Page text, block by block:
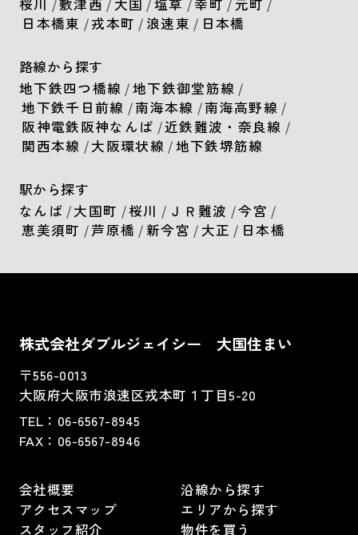
桜川 /敷津西 / 大国 /塩草 /幸町 / 元町 /
日本橋東 /戎本町 / 浪速東 / 日本橋
路線から探す
地下鉄四つ橋線 /地下鉄御堂筋線 /
地下鉄千日前線 /南海本線 /南海高野線 /
阪神電鉄阪神なんば /近鉄難波・奈良線 /
関西本線 /大阪環状線 /地下鉄堺筋線
駅から探す
なんば /大国町 /桜川 / ＪＲ難波 /今宮 /
恵美須町 /芦原橋 /新今宮 / 大正 / 日本橋
株式会社ダブルジェイシー 大国住まい
〒556-0013
大阪府大阪市浪速区戎本町１丁目5-20
TEL： 06-6567-8945
FAX：06-6567-8946
会社概要
アクセスマップ
スタッフ紹介
沿線から探す
エリアから探す
物件を買う